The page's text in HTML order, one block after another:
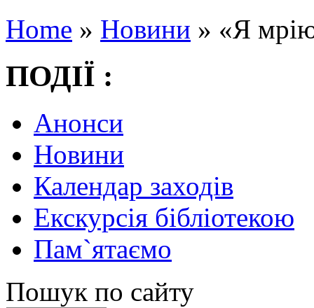
Home » Новини » «Я
ПОДІЇ :
Анонси
Новини
Календар заходів
Екскурсія бібліотекою
Пам`ятаємо
Пошук по сайту